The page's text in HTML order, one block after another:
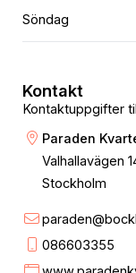
Söndag
Kontaktuppgifter
Kontakt
Paraden
Valhallavägen
Stockholm
086603355